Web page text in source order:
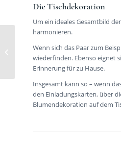
Die Tischdekoration
Um ein ideales Gesamtbild
harmonieren.
Wenn sich das Paar zum
wiederfinden. Ebenso eignet
Erinnerung für zu Hause.
Insgesamt kann so – wenn
den Einladungskarten, über
Blumendekoration auf dem
Das Brautgemach